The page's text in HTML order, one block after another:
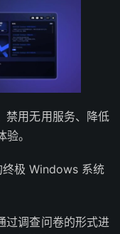
禁用无用服务、降低
。
过调查问卷的形式进